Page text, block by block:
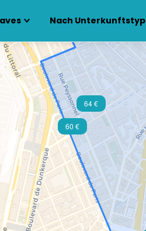
Nach Unterkunftstyp
64 €
60 €